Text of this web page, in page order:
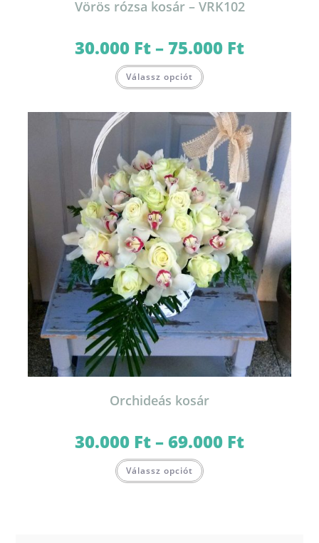
Vörös rózsa kosár – VRK102
30.000 Ft– 75.000 Ft30.000 Ft
Válassz opciót a
van.
A
változatok
a
termékoldalon
választhatók
ki
Orchideás kosár
30.000 Ft–69.000 Ft30.000 Ft
Válassz opciót a